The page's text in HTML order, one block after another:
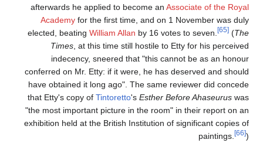
afterwards he applied to become an Associate of the Royal
Academy for the first time, and on 1 November was duly
elected, beating William Allan by 16 votes to seven. [65] (The
Times, at this time still hostile to Etty for his perceived
indecency, sneered that "this cannot be as an honour
conferred on Mr. Etty: if it were, he has deserved and should
have obtained it long ago". The same reviewer did concede
that Etty's copy of Tintoretto's Esther Before Ahaseurus was
"the most important picture in the room" in their report on an
exhibition held at the British Institution of significant copies of
paintings.
[66])